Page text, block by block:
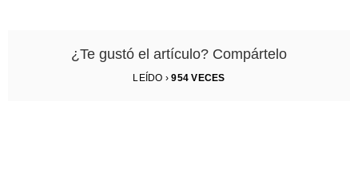
¿Te gustó el artículo? Compártelo
LEÍDO ›954 VECES